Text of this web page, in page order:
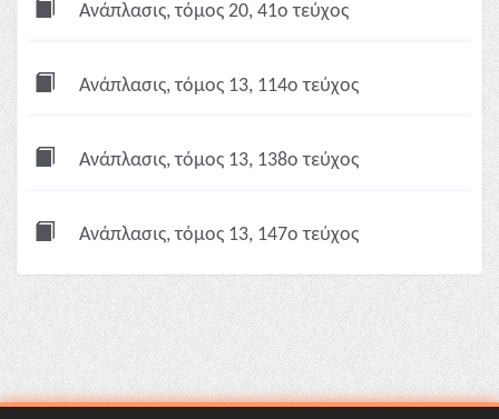
Ανάπλασις, τόμος 20, 41ο τεύχος
Ανάπλασις, τόμος 13, 114ο τεύχος
Ανάπλασις, τόμος 13, 138ο τεύχος
Ανάπλασις, τόμος 13, 147ο τεύχος